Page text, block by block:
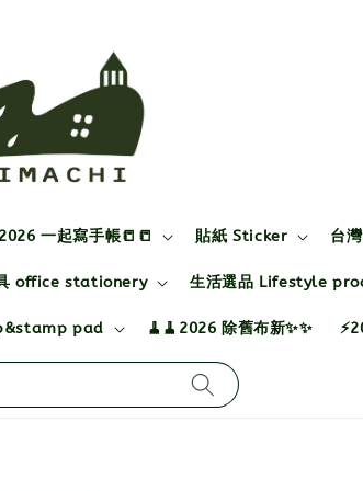
一起寫手帳📒📒 貼紙 Sticker 台
office stationery 生活選品 Lifestyle
pad 🧹🧹2026 除舊布新✨✨